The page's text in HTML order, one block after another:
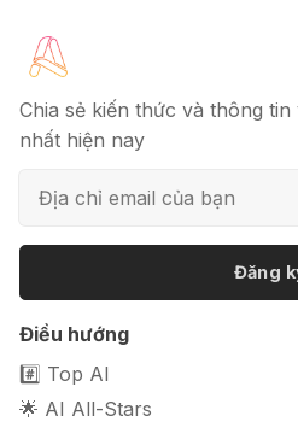
bằng AI miễn phí
Chia sẻ kiến thức và thông
nhất hiện nay
Đăng
Điều hướng
#️⃣ Top AI
🌟 AI All-Stars